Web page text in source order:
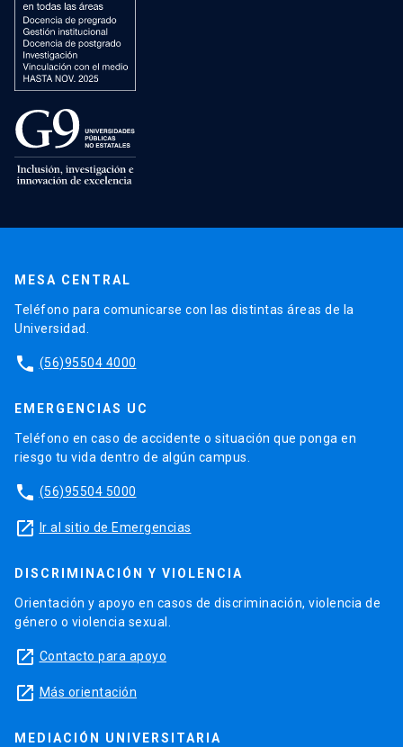
MESA CENTRAL
Teléfono para comunicarse con las distintas áreas de la
Universidad.
phone (56)95504 4000
EMERGENCIAS UC
Teléfono en caso de accidente o situación que ponga en
riesgo tu vida dentro de algún campus.
phone (56)95504 5000
launch Ir al sitio de Emergencias
DISCRIMINACIÓN Y VIOLENCIA
Orientación y apoyo en casos de discriminación, violencia de
género o violencia sexual.
launch Contacto para apoyo
launch Más orientación
MEDIACIÓN UNIVERSITARIA